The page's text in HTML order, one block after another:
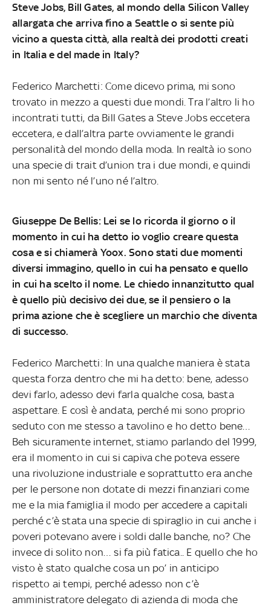
Steve Jobs, Bill Gates, al mondo della Silicon Valley
allargata che arriva fino a Seattle o si sente più
vicino a questa città, alla realtà dei prodotti creati
in Italia e del made in Italy?
Federico Marchetti: Come dicevo prima, mi sono
trovato in mezzo a questi due mondi. Tra l’altro li ho
incontrati tutti, da Bill Gates a Steve Jobs eccetera
eccetera, e dall’altra parte ovviamente le grandi
personalità del mondo della moda. In realtà io sono
una specie di trait d’union tra i due mondi, e quindi
non mi sento né l’uno né l’altro.
Giuseppe De Bellis: Lei se lo ricorda il giorno o il
momento in cui ha detto io voglio creare questa
cosa e si chiamerà Yoox. Sono stati due momenti
diversi immagino, quello in cui ha pensato e quello
in cui ha scelto il nome. Le chiedo innanzitutto qual
è quello più decisivo dei due, se il pensiero o la
prima azione che è scegliere un marchio che diventa
di successo.
Federico Marchetti: In una qualche maniera è stata
questa forza dentro che mi ha detto: bene, adesso
devi farlo, adesso devi farla qualche cosa, basta
aspettare. E così è andata, perché mi sono proprio
seduto con me stesso a tavolino e ho detto bene…
Beh sicuramente internet, stiamo parlando del 1999,
era il momento in cui si capiva che poteva essere
una rivoluzione industriale e soprattutto era anche
per le persone non dotate di mezzi finanziari come
me e la mia famiglia il modo per accedere a capitali
perché c’è stata una specie di spiraglio in cui anche i
poveri potevano avere i soldi dalle banche, no? Che
invece di solito non… si fa più fatica.. E quello che ho
visto è stato qualche cosa un po’ in anticipo
rispetto ai tempi, perché adesso non c’è
amministratore delegato di azienda di moda che